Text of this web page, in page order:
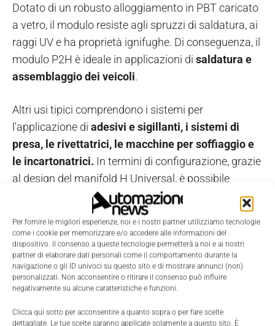
Per fornire le migliori esperienze, noi e i nostri partner utilizziamo tecnologie
come i cookie per memorizzare e/o accedere alle informazioni del
dispositivo. Il consenso a queste tecnologie permetterà a noi e ai nostri
partner di elaborare dati personali come il comportamento durante la
navigazione o gli ID univoci su questo sito e di mostrare annunci (non)
personalizzati. Non acconsentire o ritirare il consenso può influire
negativamente su alcune caratteristiche e funzioni.
Clicca qui sotto per acconsentire a quanto sopra o per fare scelte
dettagliate. Le tue scelte saranno applicate solamente a questo sito. È
Dotato di un robusto alloggiamento in PBT caricato
a vetro, il modulo resiste agli spruzzi di saldatura, ai
raggi UV e ha proprietà ignifughe. Di conseguenza, il
modulo P2H è ideale in applicazioni di saldatura e
assemblaggio dei veicoli.
Altri usi tipici comprendono i sistemi per
l'applicazione di adesivi e sigillanti, i sistemi di
presa, le rivettatrici, le macchine per soffiaggio e
le incartonatrici. In termini di configurazione, grazie
al design del manifold H Universal, è possibile
alloggiare fino a 24 elettrovalvole mixando valvole di
taglia HB, HA, H1 e H2.
Connettività completa
Le valvole Iso della serie H di Parker dispongono ora
di unagamma completa di opzioni di connettività,
tra cui IO-Link, Ethernet/IP, Profinet IO, EtherCat,